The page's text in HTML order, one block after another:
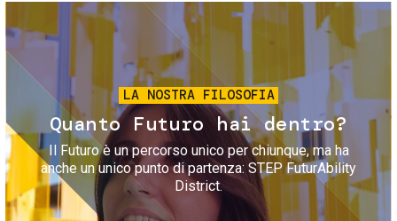
Immagine
LA NOSTRA FILOSOFIA
Quanto Futuro hai dentro?
Il Futuro è un percorso unico per chiunque, ma ha
anche un unico punto di partenza: STEP FuturAbility
District.